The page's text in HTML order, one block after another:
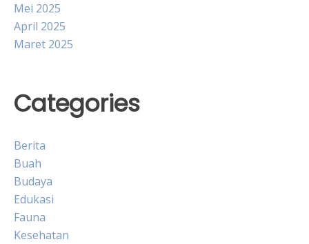
Mei 2025
April 2025
Maret 2025
Categories
Berita
Buah
Budaya
Edukasi
Fauna
Kesehatan